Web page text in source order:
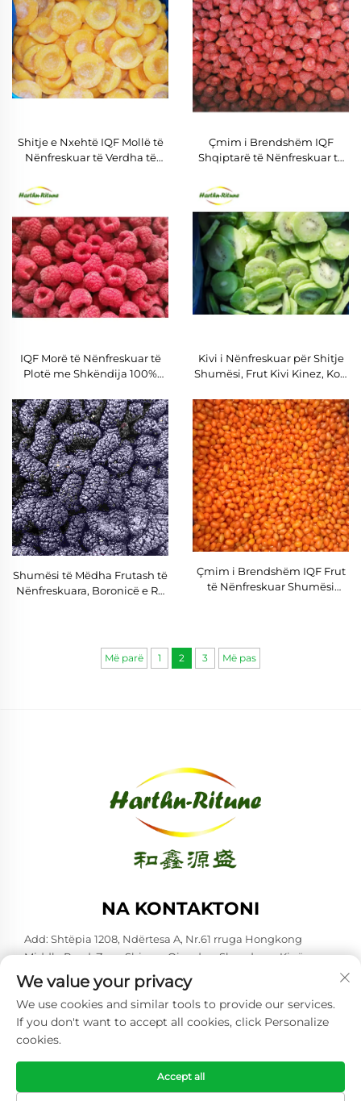
Shitje e Nxehtë IQF Mollë të
Nënfreskuar të Verdha të
Dicëzuara, me Cilësi të Lartë
Çmim i Brendshëm IQF
Shqiptarë të Nënfreskuar të
të Nënfreskuar
IQF Morë të Nënfreskuar të
Plotë me Shkëndija 100%
Shumësi në Karton
Kivi i Nënfreskuar për Shitje
Shumësi, Frut Kivi Kinez, Korr
Shumësi të Mëdha Frutash të
Nënfreskuara, Boronicë e Re
Çmim i Brendshëm IQF Frut
të Nënfreskuar Shumësi
Më parë 1 2 3 Më pas
NA KONTAKTONI
Add: Shtëpia 1208, Ndërtesa A, Nr.61 rruga Hongkong
Middle Road, Zona Shinan, Qingdao, Shandong, Kinë
Tel:+86-53285879528
E-mail:[email protected]
Copyright © 2026 Qingdao Harthn-ritune Corp., Ltd. Të gjitha të
drejtat rezervohen. -Politika e Privatësisë
We value your privacy
We use cookies and similar tools to provide our services.
If you don't want to accept all cookies, click Personalize
cookies.
Accept all